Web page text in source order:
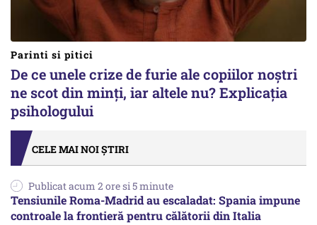
Parinti si pitici
De ce unele crize de furie ale copiilor noștri
ne scot din minți, iar altele nu? Explicația
psihologului
CELE MAI NOI ȘTIRI
Publicat acum 2 ore si 5 minute
Tensiunile Roma-Madrid au escaladat: Spania impune
controale la frontieră pentru călătorii din Italia